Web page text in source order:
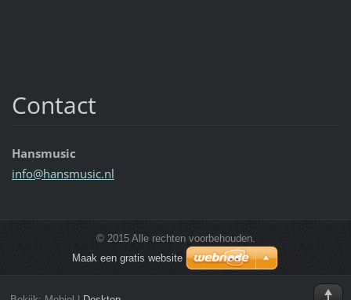
Contact
Hansmusic
info@hansmusic.nl
© 2015 Alle rechten voorbehouden.
Maak een gratis website